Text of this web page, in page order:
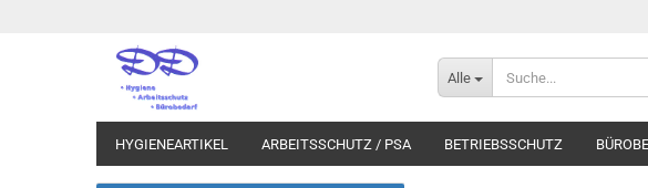
Alle
HYGIENEARTIKEL ARBEITSSCHUTZ / PSA BETRIEBSSCHUTZ